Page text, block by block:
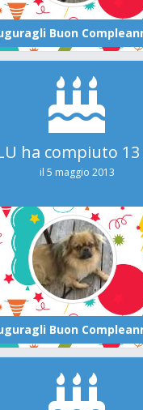
ha compiuto
il 5 maggio 2013